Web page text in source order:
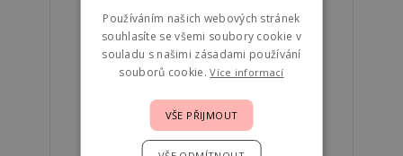
Používáním našich webových stránek
souhlasíte se všemi soubory cookie v
souladu s našimi zásadami používání
souborů cookie.Více informací
VŠE PŘIJMOUT